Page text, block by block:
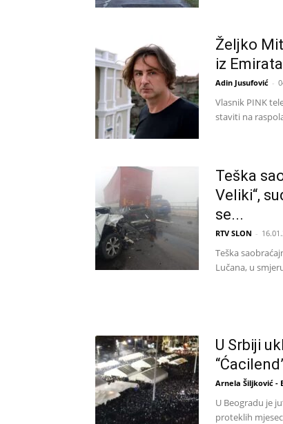
Željko
iz
Adin Jusufović -
Vlasnik PINK
staviti na
Teška
Veliki“,
se...
RTV SLON -
Teška
Lučana, u
U Srbiji
Arnela Šiljković -
U Beogradu je
proteklih